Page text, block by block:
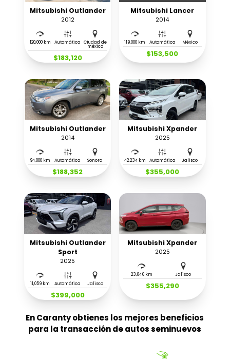
Mitsubishi Outlander
2012
120,000 km Automática Ciudad de
méxico
$183,120
Mitsubishi Lancer
2014
119,000 km Automática México
$153,500
Mitsubishi Outlander
2014
94,000 km Automática Sonora
$188,352
Mitsubishi Xpander
2025
42,234 km Automática Jalisco
$355,000
Mitsubishi Outlander
Sport
2025
11,059 km Automática Jalisco
$399,000
Mitsubishi Xpander
2025
23,846 km Jalisco
$355,290
En Caranty obtienes los mejores beneficios
para la transacción de autos seminuevos